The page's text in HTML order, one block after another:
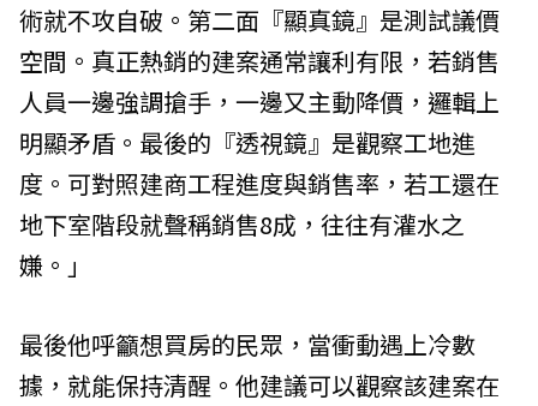
術就不攻自破。第二面『顯真鏡』是測試議價
空間。真正熱銷的建案通常讓利有限，若銷售
人員一邊強調搶手，一邊又主動降價，邏輯上
明顯矛盾。最後的『透視鏡』是觀察工地進
度。可對照建商工程進度與銷售率，若工還在
地下室階段就聲稱銷售8成，往往有灌水之
嫌。」
最後他呼籲想買房的民眾，當衝動遇上冷數
據，就能保持清醒。他建議可以觀察該建案在